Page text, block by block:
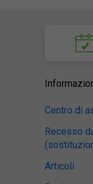
Centro di
Recesso
Articoli